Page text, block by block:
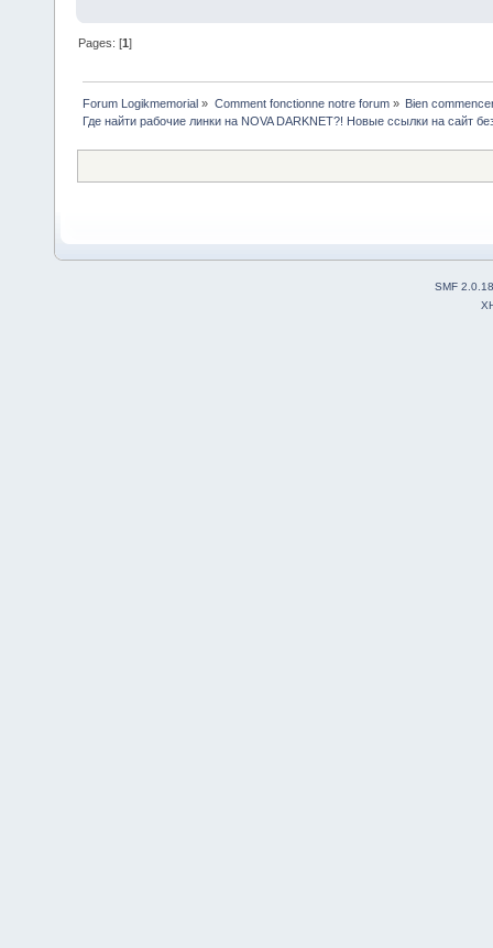
Pages: [1]
Forum Logikmemorial » Comment fonctionne notre forum»
Bien
Где найти рабочие линки на NOVA DARKNET?! Новые ссылки на сайт
SMF 2.0.18